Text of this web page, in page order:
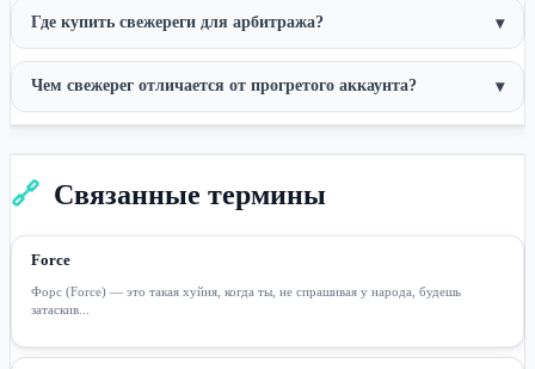
Где купить свежереги для арбитража? ▾
Чем свежерег отличается от прогретого аккаунта? ▾
🔗 Связанные термины
Force
Форс (Force) — это такая хуйня, когда ты, не спрашивая у народа, будешь
затаскив...